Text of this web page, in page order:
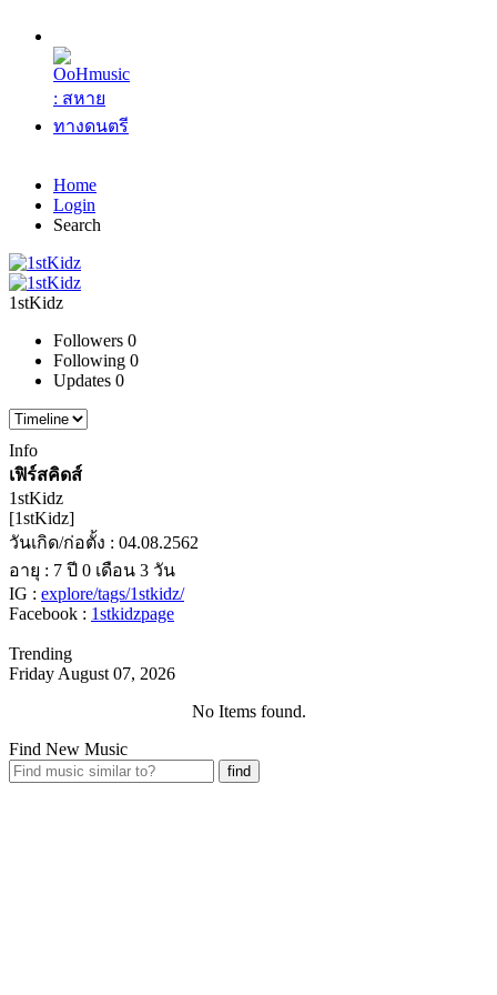
Home
Login
Search
1stKidz
Followers 0
Following 0
Updates 0
Info
เฟิร์สคิดส์
1stKidz
[1stKidz]
วันเกิด/ก่อตั้ง : 04.08.2562
อายุ : 7 ปี 0 เดือน 3 วัน
IG : explore/tags/1stkidz/
Facebook : 1stkidzpage
Trending
Friday August 07, 2026
No Items found.
Find New Music